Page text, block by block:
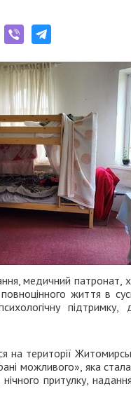
медичний патронат,
повноцінного життя в
на території
можливого», яка
притулку,